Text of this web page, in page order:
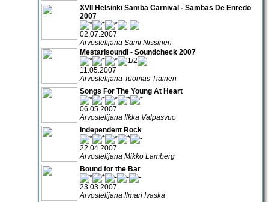
XVII Helsinki Samba Carnival - Sambas De Enredo
2007
02.07.2007
Arvostelijana Sami Nissinen
Mestarisoundi - Soundcheck 2007
11.05.2007
Arvostelijana Tuomas Tiainen
Songs For The Young At Heart
06.05.2007
Arvostelijana Ilkka Valpasvuo
Independent Rock
22.04.2007
Arvostelijana Mikko Lamberg
Bound for the Bar
23.03.2007
Arvostelijana Ilmari Ivaska